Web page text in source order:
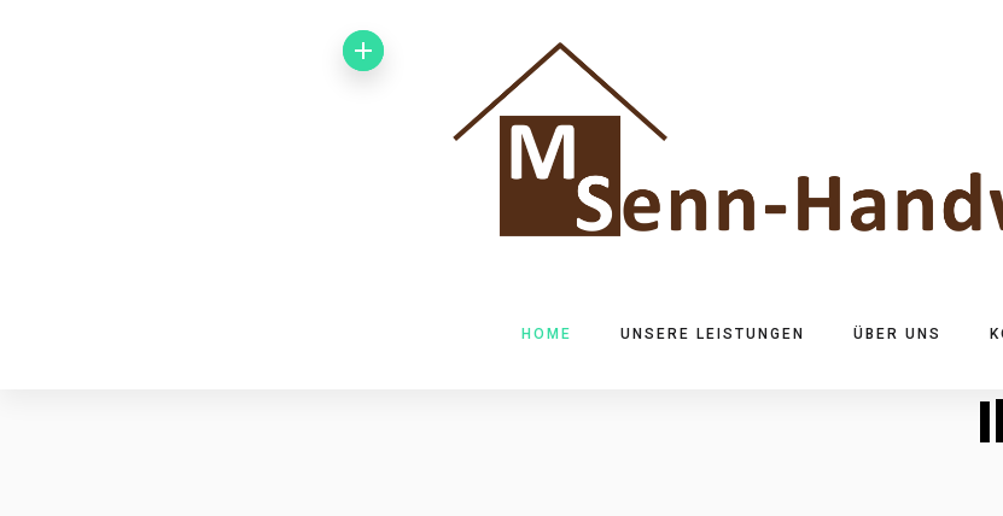
HOME UNSERE LEISTUNGEN ÜBER UNS